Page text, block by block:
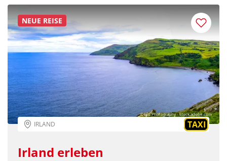
NEUE REISE
©Lyd Photography - stock.adobe.com
IRLAND TAXI
Irland erleben